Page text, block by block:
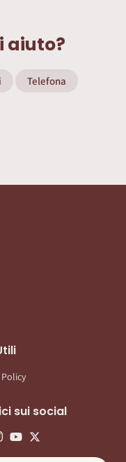
aiuto?
Telefona
sui social